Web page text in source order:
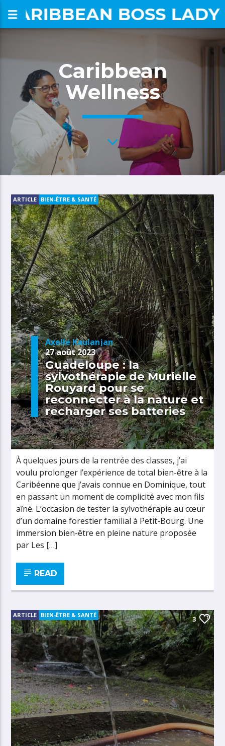
CARIBBEAN BOSS LADY
Caribbean
Wellness
ARTICLE BIEN-ÊTRE & SANTÉ
Axelle Kaulanjan
27 août 2023
Guadeloupe : la
sylvothérapie de Murielle
Rouyard pour se
reconnecter à la nature et
recharger ses batteries
À quelques jours de la rentrée des classes, j’ai
voulu prolonger l’expérience de total bien-être à la
Caribéenne que j’avais connue en Dominique, tout
en passant un moment de complicité avec mon fils
aîné. L’occasion de tester la sylvothérapie au cœur
d’un domaine forestier familial à Petit-Bourg. Une
immersion bien-être en pleine nature proposée
par Les […]
READ
ARTICLE BIEN-ÊTRE & SANTÉ 3